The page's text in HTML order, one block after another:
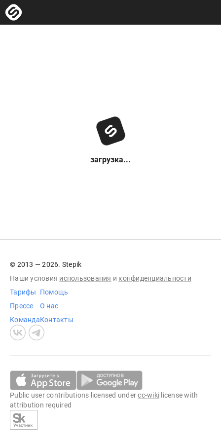
загрузка...
© 2013 — 2026. Stepik
Наши условия использования и конфиденциальности
Тарифы
Прессе
Команда
Помощь
О нас
Контакты
Public user contributions licensed undercc-wiki license with
attribution required